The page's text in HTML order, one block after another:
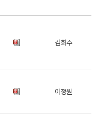
김희주
이정원